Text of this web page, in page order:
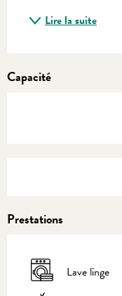
Lire la suite
Capacité
Prestations
Lave linge